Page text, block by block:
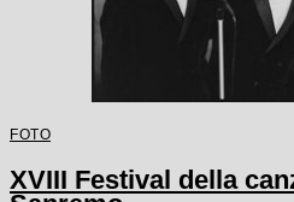
FOTO
XVIII Festival della